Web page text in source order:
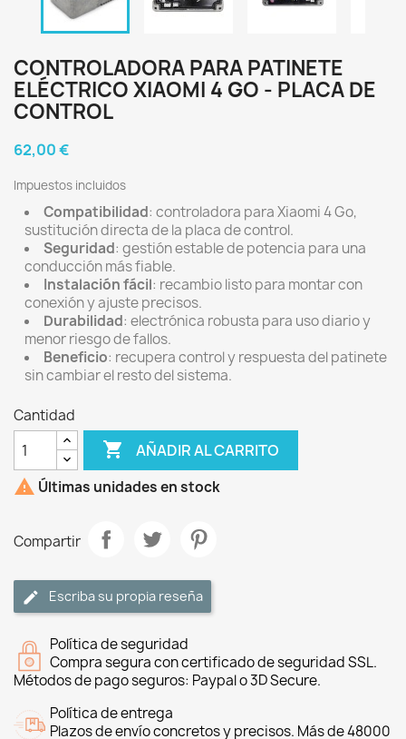
CONTROLADORA PARA PATINETE
ELÉCTRICO XIAOMI 4 GO - PLACA DE
CONTROL
62,00 €
Impuestos incluidos
Compatibilidad: controladora para Xiaomi 4 Go,
sustitución directa de la placa de control.
Seguridad: gestión estable de potencia para una
conducción más fiable.
Instalación fácil: recambio listo para montar con
conexión y ajuste precisos.
Durabilidad: electrónica robusta para uso diario y
menor riesgo de fallos.
Beneficio: recupera control y respuesta del patinete
sin cambiar el resto del sistema.
Cantidad
 AÑADIR AL CARRITO
 Últimas unidades en stock
Compartir
Escriba su propia reseña
Política de seguridad
Compra segura con certificado de seguridad SSL.
Métodos de pago seguros: Paypal o 3D Secure.
Política de entrega
Plazos de envío concretos y precisos. Más de 48000